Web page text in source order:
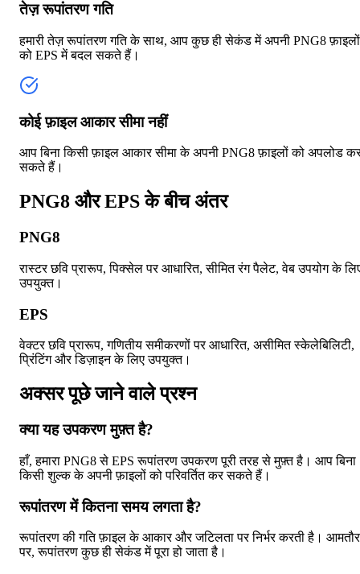
तेज़ रूपांतरण गति
हमारी तेज़ रूपांतरण गति के साथ, आप कुछ ही सेकंड में अपनी PNG8 फ़ाइलों
को EPS में बदल सकते हैं।
कोई फ़ाइल आकार सीमा नहीं
आप बिना किसी फ़ाइल आकार सीमा के अपनी PNG8 फ़ाइलों को अपलोड
सकते हैं।
PNG8 और EPS के बीच अंतर
PNG8
रास्टर छवि प्रारूप, पिक्सेल पर आधारित, सीमित रंग पैलेट, वेब उपयोग के
उपयुक्त।
EPS
वेक्टर छवि प्रारूप, गणितीय समीकरणों पर आधारित, असीमित स्केलेबिलिटी,
प्रिंटिंग और डिज़ाइन के लिए उपयुक्त।
अक्सर पूछे जाने वाले प्रश्न
क्या यह उपकरण मुफ़्त है?
हाँ, हमारा PNG8 से EPS रूपांतरण उपकरण पूरी तरह से मुफ़्त है। आप बिना
किसी शुल्क के अपनी फ़ाइलों को परिवर्तित कर सकते हैं।
रूपांतरण में कितना समय लगता है?
रूपांतरण की गति फ़ाइल के आकार और जटिलता पर निर्भर करती है। आमतौर
पर, रूपांतरण कुछ ही सेकंड में पूरा हो जाता है।